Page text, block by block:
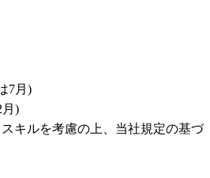
7月)
月)
キルを考慮の上、当社規定の基づ